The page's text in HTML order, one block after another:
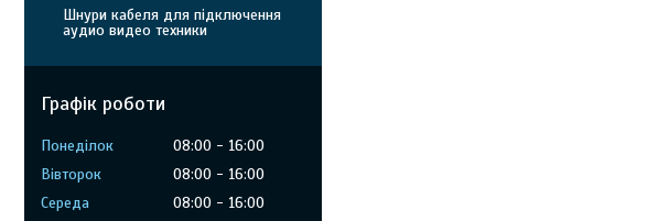
Шнури кабеля для підключення
аудио видео техники
Графік роботи
Понеділок 08:00
16:00
Вівторок
08:00
16:00
Середа
08:00
16:00